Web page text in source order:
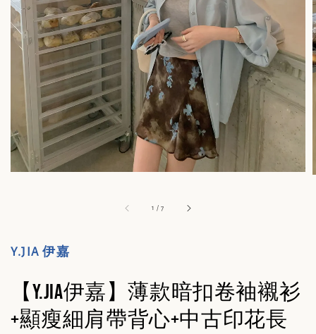
1 /7
Y.JIA 伊嘉
【Y.JIA伊嘉】薄款暗扣卷袖襯衫
+顯瘦細肩帶背心+中古印花長